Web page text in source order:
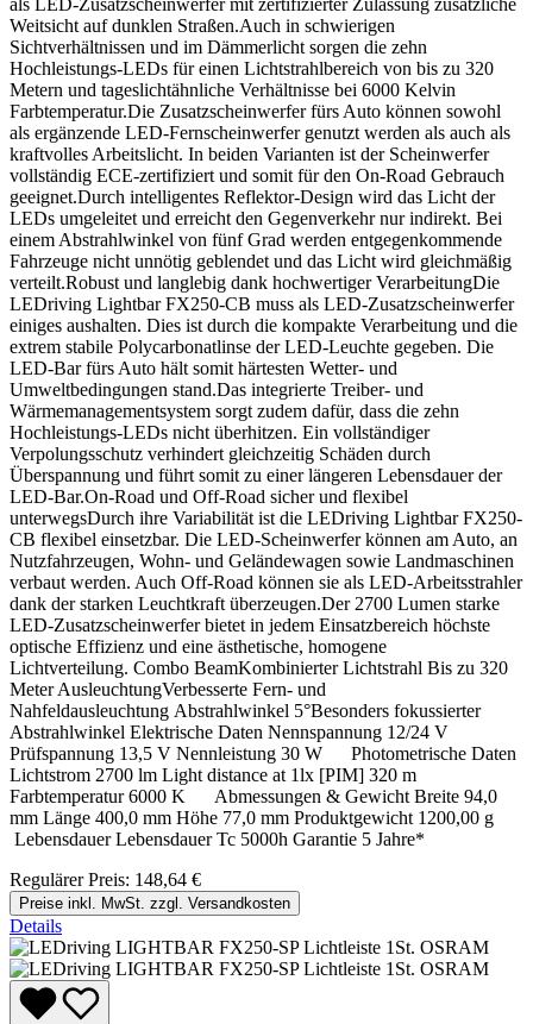
Weitsicht auf dunklen Straßen.Auch in schwierigen
Sichtverhältnissen und im Dämmerlicht sorgen die zehn
Hochleistungs-LEDs für einen Lichtstrahlbereich von bis zu 320
Metern und tageslichtähnliche Verhältnisse bei 6000 Kelvin
Farbtemperatur.Die Zusatzscheinwerfer fürs Auto können sowohl
als ergänzende LED-Fernscheinwerfer genutzt werden als auch als
kraftvolles Arbeitslicht. In beiden Varianten ist der Scheinwerfer
vollständig ECE-zertifiziert und somit für den On-Road Gebrauch
geeignet.Durch intelligentes Reflektor-Design wird das Licht der
LEDs umgeleitet und erreicht den Gegenverkehr nur indirekt. Bei
einem Abstrahlwinkel von fünf Grad werden entgegenkommende
Fahrzeuge nicht unnötig geblendet und das Licht wird gleichmäßig
verteilt.Robust und langlebig dank hochwertiger VerarbeitungDie
LEDriving Lightbar FX250-CB muss als LED-Zusatzscheinwerfer
einiges aushalten. Dies ist durch die kompakte Verarbeitung und die
extrem stabile Polycarbonatlinse der LED-Leuchte gegeben. Die
LED-Bar fürs Auto hält somit härtesten Wetter- und
Umweltbedingungen stand.Das integrierte Treiber- und
Wärmemanagementsystem sorgt zudem dafür, dass die zehn
Hochleistungs-LEDs nicht überhitzen. Ein vollständiger
Verpolungsschutz verhindert gleichzeitig Schäden durch
Überspannung und führt somit zu einer längeren Lebensdauer der
LED-Bar.On-Road und Off-Road sicher und flexibel
unterwegsDurch ihre Variabilität ist die LEDriving Lightbar FX250-
CB flexibel einsetzbar. Die LED-Scheinwerfer können am Auto, an
Nutzfahrzeugen, Wohn- und Geländewagen sowie Landmaschinen
verbaut werden. Auch Off-Road können sie als LED-Arbeitsstrahler
dank der starken Leuchtkraft überzeugen.Der 2700 Lumen starke
LED-Zusatzscheinwerfer bietet in jedem Einsatzbereich höchste
optische Effizienz und eine ästhetische, homogene
Lichtverteilung. Combo BeamKombinierter Lichtstrahl Bis zu 320
Meter AusleuchtungVerbesserte Fern- und
Nahfeldausleuchtung Abstrahlwinkel 5°Besonders fokussierter
Abstrahlwinkel Elektrische Daten Nennspannung 12/24 V
Prüfspannung 13,5 V Nennleistung 30 W Photometrische Daten
Lichtstrom 2700 lm Light distance at 1lx [PIM] 320 m
Farbtemperatur 6000 K Abmessungen & Gewicht Breite 94,0
mm Länge 400,0 mm Höhe 77,0 mm Produktgewicht 1200,00 g
Lebensdauer Lebensdauer Tc 5000h Garantie 5 Jahre*
Regulärer Preis: 148,64 €
Preise inkl. MwSt. zzgl. Versandkosten
Details